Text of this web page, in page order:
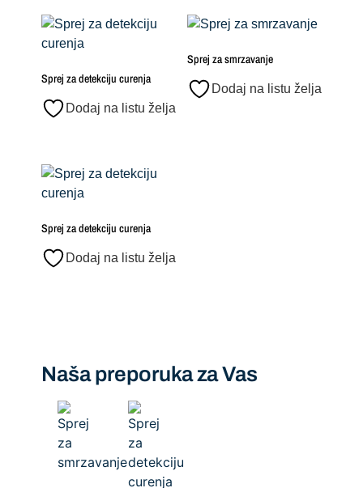
Sprej za detekciju curenja
Dodaj na listu želja
Sprej za smrzavanje
Dodaj na listu želja
Sprej za detekciju curenja
Dodaj na listu želja
Naša preporuka za Vas